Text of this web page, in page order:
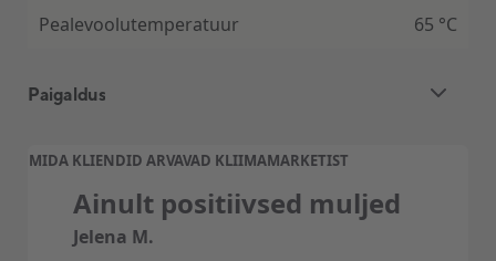
Pealevoolutemperatuur 65 °C
Paigaldus
Õhk-vesi-soojuspumba standardpaigaldus
Sise- ja välisosa vaheline torustik kuni – 7 jm.
MIDA KLIENDID ARVAVAD KLIIMAMARKETIST
Ainult positiivsed muljed
Jelena M.